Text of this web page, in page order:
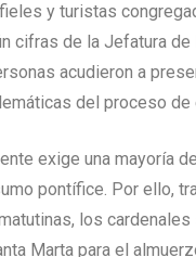
y turistas
cifras de la Jefatura de
acudieron a
del proceso de
exige una mayoría
pontífice. Por ello,
los cardenales
Marta para el